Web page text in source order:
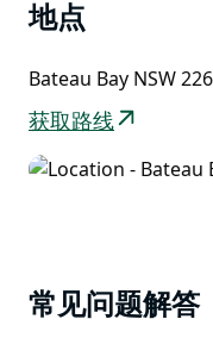
区，向南延伸约 1.5
Trekker) 拍摄的克拉
地点
Bateau Bay NSW
获取路线
常见问题解答